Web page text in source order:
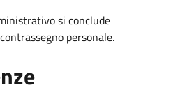
si conclude
personale.